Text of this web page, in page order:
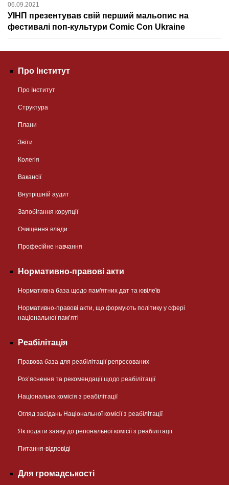
06.09.2021
УІНП презентував свій перший мальопис на
фестивалі поп-культури Comic Con Ukraine
Про Інститут
Про Інститут
Структура
Плани
Звіти
Колегія
Вакансії
Внутрішній аудит
Запобігання корупції
Очищення влади
Професійне навчання
Нормативно-правові акти
Нормативна база щодо пам'ятних дат та ювілеїв
Нормативно-правові акти, що формують політику у сфері
національної памʼяті
Реабілітація
Правова база для реабілітації репресованих
Розʼяснення та рекомендації щодо реабілітації
Національна комісія з реабілітації
Огляд засідань Національної комісії з реабілітації
Як подати заяву до регіональної комісії з реабілітації
Питання-відповіді
Для громадськості